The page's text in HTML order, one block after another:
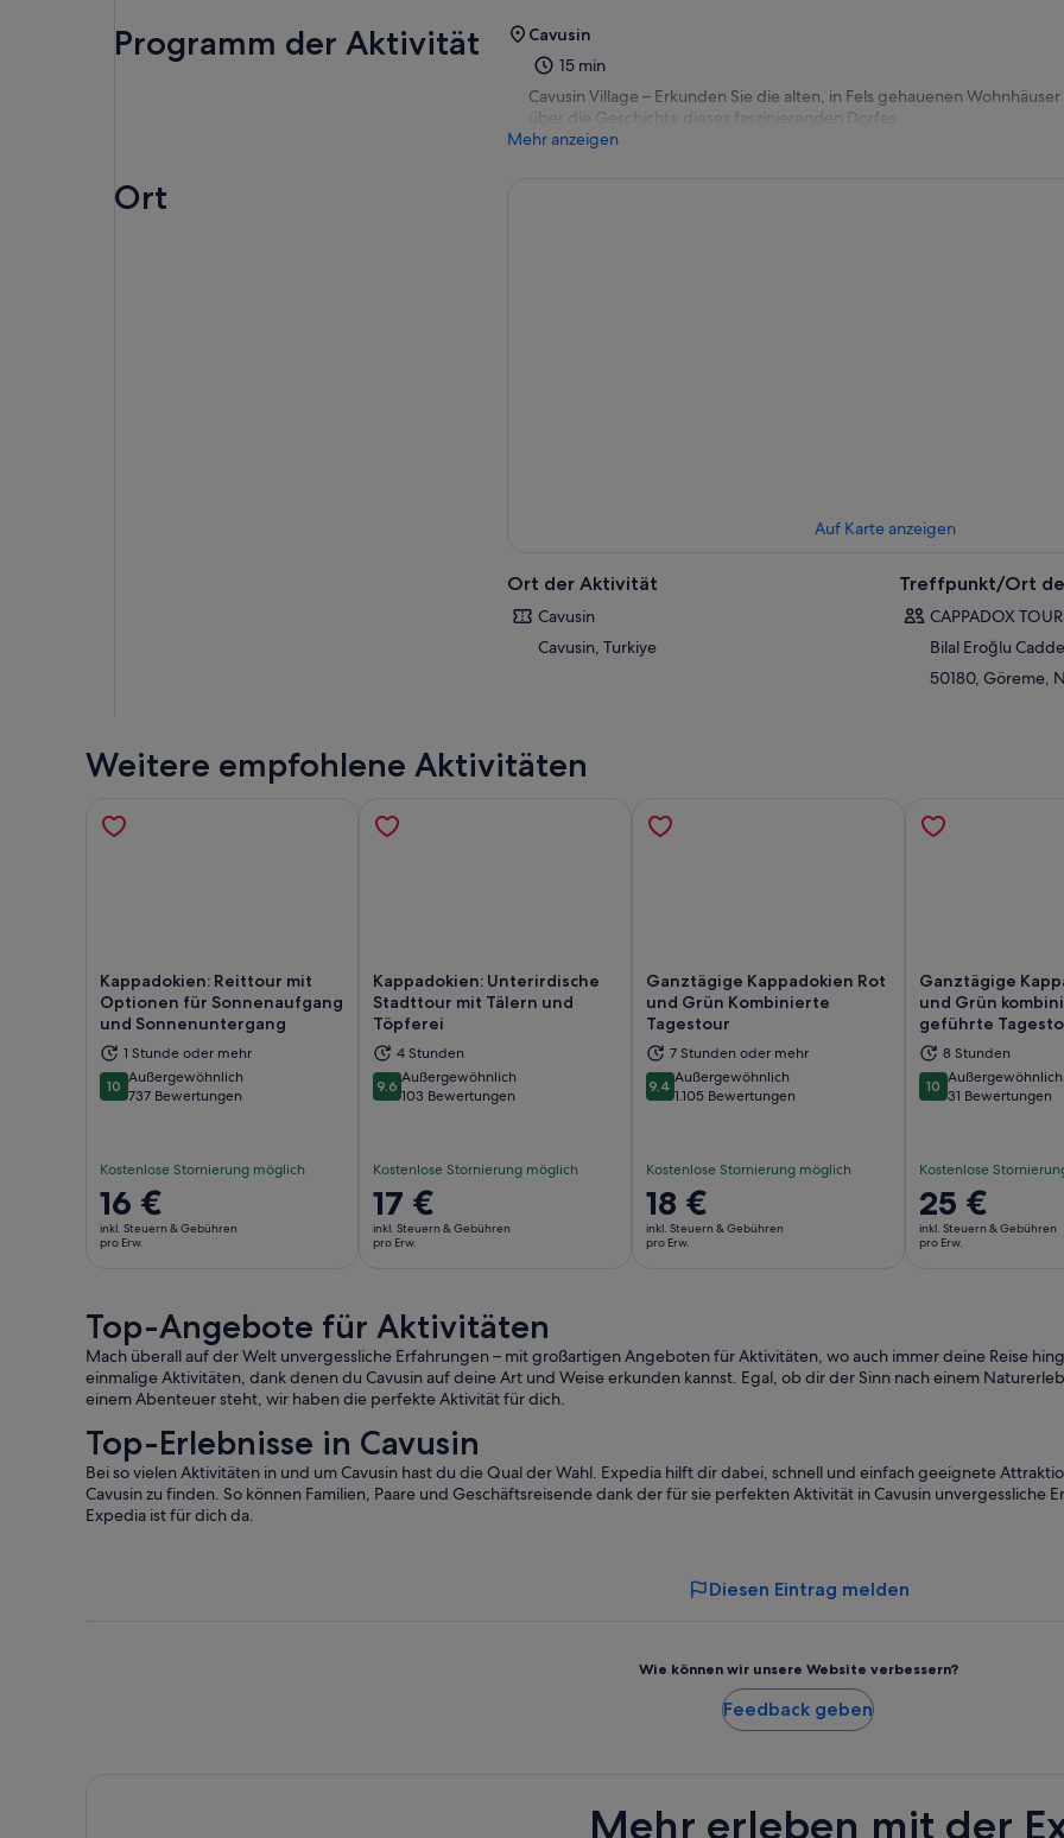
Programm der Aktivität
Cavusin
15 min
Cavusin Village – Erkunden Sie die alten, in Fels gehauenen
über die Geschichte dieses faszinierenden Dorfes.
Mehr anzeigen
Ort
Auf Karte anzeigen
Ort der Aktivität
Cavusin
Cavusin, Turkiye
Treffpunkt/Ort
CAPPADOX
Bilal Eroğlu
50180, Göreme,
Weitere empfohlene Aktivitäten
Kappadokien: Reittour mit
Optionen für Sonnenaufgang
und Sonnenuntergang
1 Stunde oder mehr
1010 von 10
Außergewöhnlich
737 Bewertungen
Kostenlose Stornierung möglich
Der
Preis
beträgt
Erw.
16 €
inkl. Steuern & Gebühren
pro Erw.
Wird in einem neuen Tab geöffnet
Kappadokien: Unterirdische
Stadttour mit Tälern und
Töpferei
4 Stunden
9.69.6 von 10
Außergewöhnlich
103 Bewertungen
Kostenlose Stornierung möglich
Der
Preis
beträgt
Erw.
17 €
inkl. Steuern & Gebühren
pro Erw.
Wird in einem neuen Tab geöffnet
Ganztägige Kappadokien Rot
und Grün Kombinierte
Tagestour
7 Stunden oder mehr
9.49.4 von 10
Außergewöhnlich
1.105 Bewertungen
Kostenlose Stornierung möglich
Der
Preis
beträgt
18 €
inkl. Steuern & Gebühren
pro Erw.
Wird in einem neuen Tab
Ganztägige
und Grün
geführte
8 Stunden
1010 von 10
Außergewöhnlich
31 Bewertungen
Kostenlose
Der
Preis
beträgt
25 €
inkl. Steuern & Gebühren
pro Erw.
Top-Angebote für Aktivitäten
Mach überall auf der Welt unvergessliche Erfahrungen – mit großartigen Angeboten für Aktivitäten, wo auch immer deine Reise
einmalige Aktivitäten, dank denen du Cavusin auf deine Art und Weise erkunden kannst. Egal, ob dir der Sinn nach einem
einem Abenteuer steht, wir haben die perfekte Aktivität für dich.
Top-Erlebnisse in Cavusin
Bei so vielen Aktivitäten in und um Cavusin hast du die Qual der Wahl. Expedia hilft dir dabei, schnell und einfach geeignete
Cavusin zu finden. So können Familien, Paare und Geschäftsreisende dank der für sie perfekten Aktivität in Cavusin unvergessliche
Expedia ist für dich da.
Diesen Eintrag melden
Wie können wir unsere Website verbessern?
Feedback geben
Mehr erleben mit der